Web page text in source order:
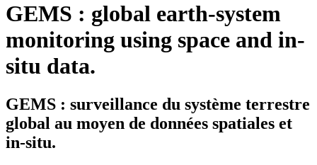
GEMS : global earth-system
monitoring using space and in-
situ data.
GEMS : surveillance du système terrestre
global au moyen de données spatiales et
in-situ.